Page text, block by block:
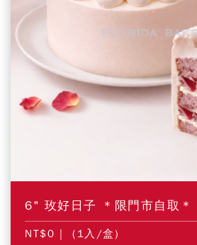
6" 玫好日子 ＊限門市自取＊
NT$0 | (1入/盒)